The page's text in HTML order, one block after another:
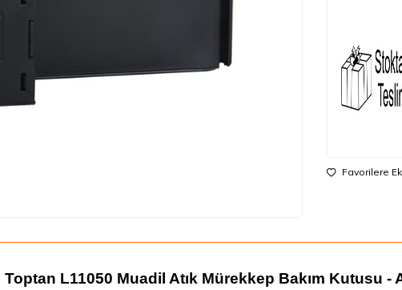
Favorilere
Toptan L11050 Muadil Atık Mürekkep Bakım Kutusu -